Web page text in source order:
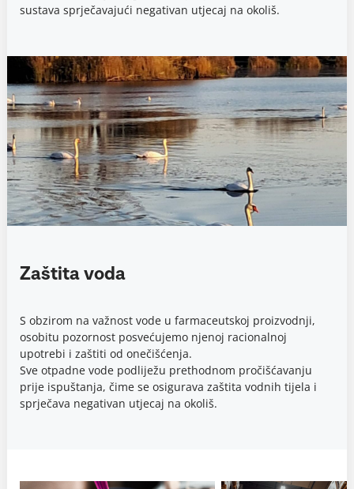
sustava sprječavajući negativan utjecaj na okoliš.
Zaštita voda
S obzirom na važnost vode u farmaceutskoj proizvodnji,
osobitu pozornost posvećujemo njenoj racionalnoj
upotrebi i zaštiti od onečišćenja.
Sve otpadne vode podliježu prethodnom pročišćavanju
prije ispuštanja, čime se osigurava zaštita vodnih tijela i
sprječava negativan utjecaj na okoliš.